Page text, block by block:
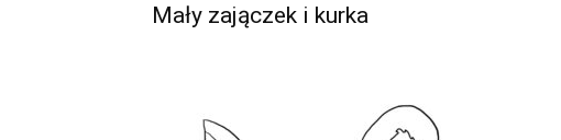
Mały zajączek i kurka